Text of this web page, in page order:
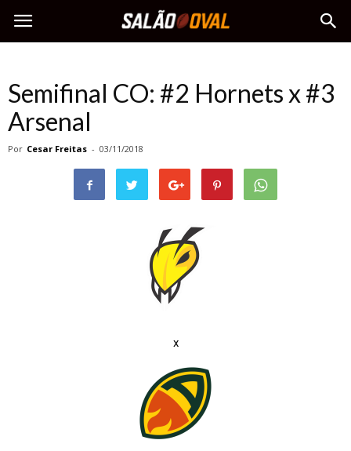
Semifinal CO: #2 Hornets x #3
Arsenal
Por Cesar Freitas - 03/11/2018
x